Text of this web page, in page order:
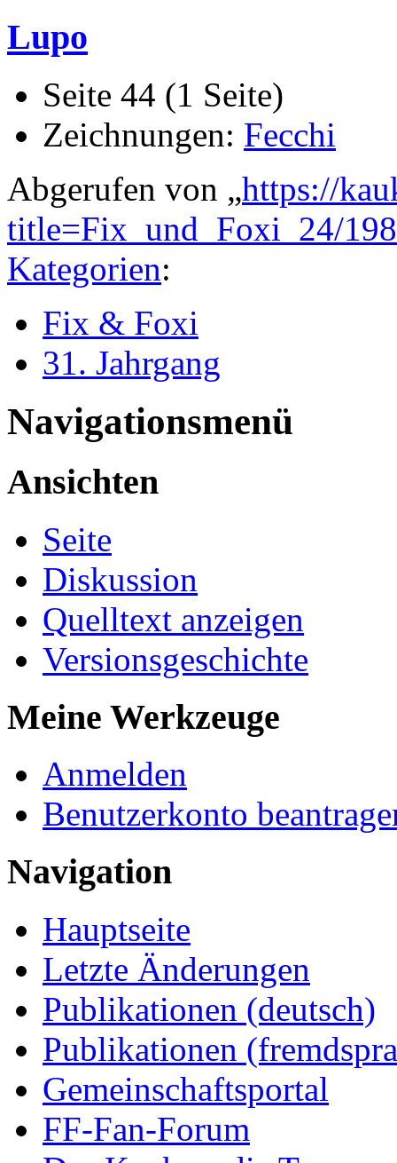
Lupo
Seite 44 (1 Seite)
Zeichnungen: Fecchi
Abgerufen von „https://
title=Fix_und_Foxi_24/
Kategorien:
Fix & Foxi
31. Jahrgang
Navigationsmenü
Ansichten
Seite
Diskussion
Quelltext anzeigen
Versionsgeschichte
Meine Werkzeuge
Anmelden
Benutzerkonto
Navigation
Hauptseite
Letzte Änderungen
Publikationen (deutsch)
Publikationen
Gemeinschaftsportal
FF-Fan-Forum